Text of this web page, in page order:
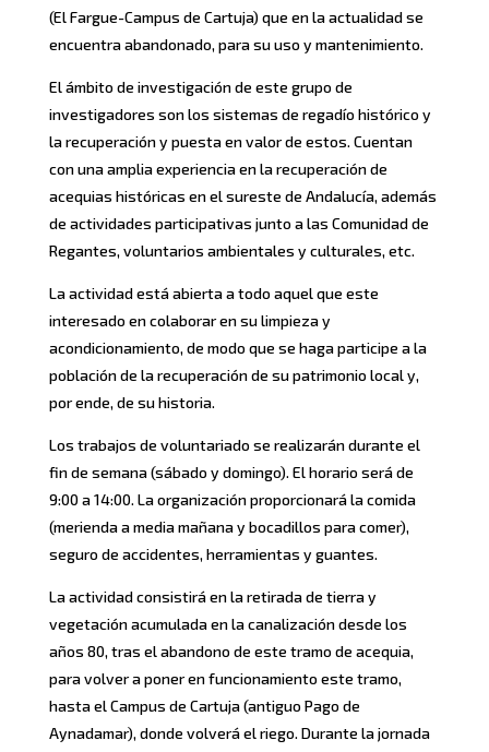
(El Fargue-Campus de Cartuja) que en la actualidad se
encuentra abandonado, para su uso y mantenimiento.
El ámbito de investigación de este grupo de
investigadores son los sistemas de regadío histórico y
la recuperación y puesta en valor de estos. Cuentan
con una amplia experiencia en la recuperación de
acequias históricas en el sureste de Andalucía, además
de actividades participativas junto a las Comunidad de
Regantes, voluntarios ambientales y culturales, etc.
La actividad está abierta a todo aquel que este
interesado en colaborar en su limpieza y
acondicionamiento, de modo que se haga participe a la
población de la recuperación de su patrimonio local y,
por ende, de su historia.
Los trabajos de voluntariado se realizarán durante el
fin de semana (sábado y domingo). El horario será de
9:00 a 14:00. La organización proporcionará la comida
(merienda a media mañana y bocadillos para comer),
seguro de accidentes, herramientas y guantes.
La actividad consistirá en la retirada de tierra y
vegetación acumulada en la canalización desde los
años 80, tras el abandono de este tramo de acequia,
para volver a poner en funcionamiento este tramo,
hasta el Campus de Cartuja (antiguo Pago de
Aynadamar), donde volverá el riego. Durante la jornada